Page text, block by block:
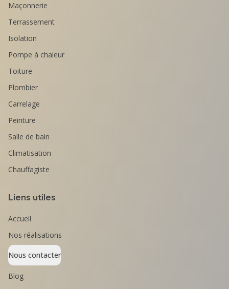
Maçonnerie
Terrassement
Isolation
Pompe à chaleur
Toiture
Plombier
Carrelage
Peinture
Salle de bain
Climatisation
Chauffagiste
Liens utiles
Accueil
Nos réalisations
Nous contacter
Blog